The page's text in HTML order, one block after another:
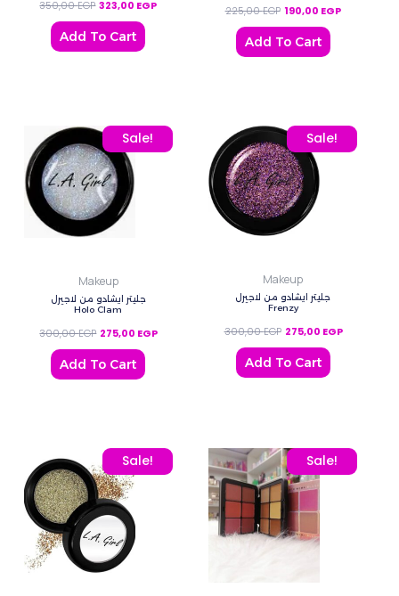
350,00EGP 323,00 EGP
Add To Cart
225,00EGP 190,00 EGP
Add To Cart
Sale!
Makeup
جليتر ايشادو من لاجيرل
Holo Clam
300,00EGP
Original price was: 300,00 EGP.
275,00 EGP
Current price is: 275,00 EGP.
Add To Cart
Sale!
Makeup
جليتر ايشادو من لاجيرل
Frenzy
300,00EGP
Original price was:
275,00 EGP
Current
Add To Cart
Sale!
Original price was: 300,00 EGP.
Current price is: 275,00 EGP. Sale!
Original price was:
Current